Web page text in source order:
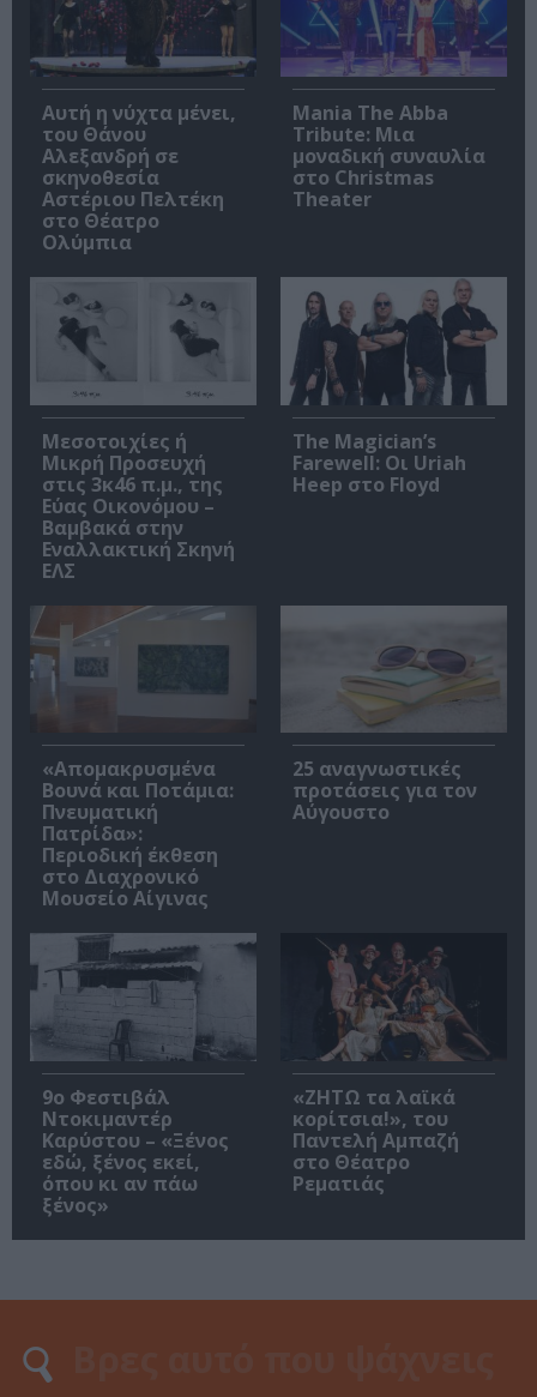
Αυτή η νύχτα μένει,
του Θάνου
Αλεξανδρή σε
σκηνοθεσία
Αστέριου Πελτέκη
στο Θέατρο
Ολύμπια
Mania The Abba
Tribute: Μια
μοναδική συναυλία
στο Christmas
Theater
Μεσοτοιχίες ή
Μικρή Προσευχή
στις 3κ46 π.μ., της
Εύας Οικονόμου –
Βαμβακά στην
Εναλλακτική Σκηνή
ΕΛΣ
The Magician’s
Farewell: Οι Uriah
Heep στο Floyd
«Απομακρυσμένα
Βουνά και Ποτάμια:
Πνευματική
Πατρίδα»:
Περιοδική έκθεση
στο Διαχρονικό
Μουσείο Αίγινας
25 αναγνωστικές
προτάσεις για τον
Αύγουστο
9ο Φεστιβάλ
Ντοκιμαντέρ
Καρύστου – «Ξένος
εδώ, ξένος εκεί,
όπου κι αν πάω
ξένος»
«ΖΗΤΩ τα λαϊκά
κορίτσια!», του
Παντελή Αμπαζή
στο Θέατρο
Ρεματιάς